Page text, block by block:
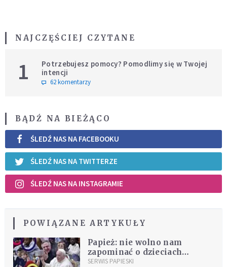
NAJCZĘŚCIEJ CZYTANE
1
Potrzebujesz pomocy? Pomodlimy się w Twojej
intencji
62 komentarzy
BĄDŹ NA BIEŻĄCO
ŚLEDŹ NAS NA FACEBOOKU
ŚLEDŹ NAS NA TWITTERZE
ŚLEDŹ NAS NA INSTAGRAMIE
POWIĄZANE ARTYKUŁY
Papież: nie wolno nam
zapominać o dzieciach
Ukrainy
SERWIS PAPIESKI